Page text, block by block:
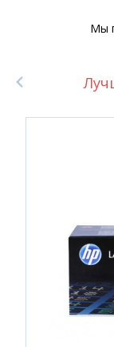
Мы